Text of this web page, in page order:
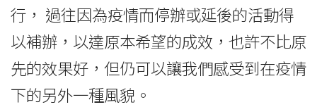
行， 過往因為疫情而停辦或延後的活動得
以補辦，以達原本希望的成效，也許不比原
先的效果好，但仍可以讓我們感受到在疫情
下的另外一種風貌。